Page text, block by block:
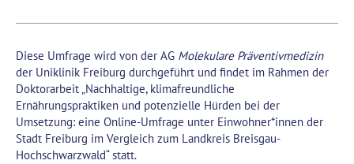
Diese Umfrage wird von der AG Molekulare Präventivmedizin
der Uniklinik Freiburg durchgeführt und findet im Rahmen der
Doktorarbeit „Nachhaltige, klimafreundliche
Ernährungspraktiken und potenzielle Hürden bei der
Umsetzung: eine Online-Umfrage unter Einwohner*innen der
Stadt Freiburg im Vergleich zum Landkreis Breisgau-
Hochschwarzwald“ statt.